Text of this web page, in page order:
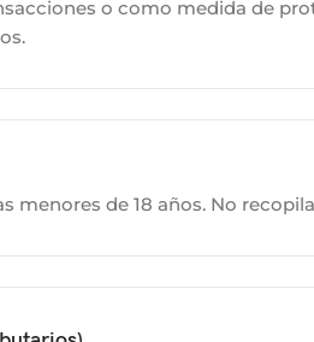
o como medida de
menores de 18 años. No